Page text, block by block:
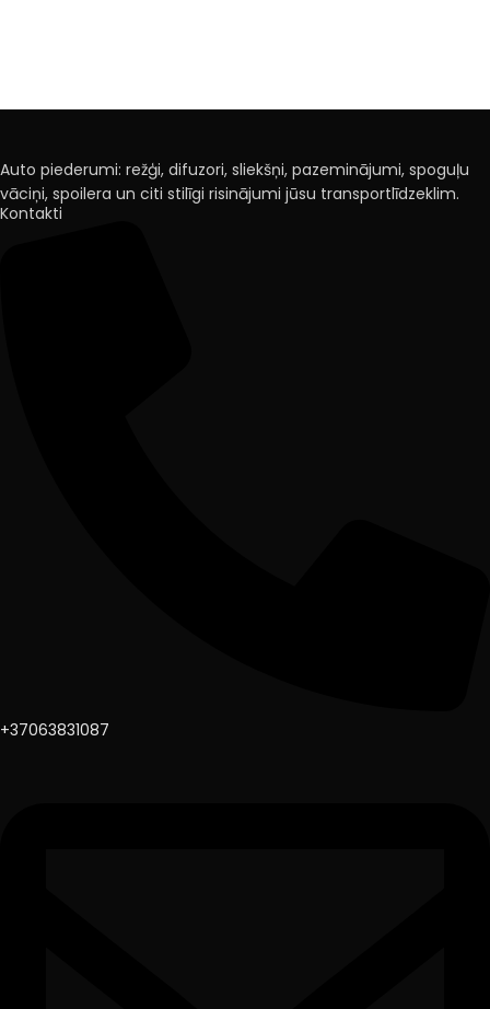
Auto piederumi: režģi, difuzori, sliekšņi, pazeminājumi, spoguļu
vāciņi, spoilera un citi stilīgi risinājumi jūsu transportlīdzeklim.
Kontakti
+37063831087